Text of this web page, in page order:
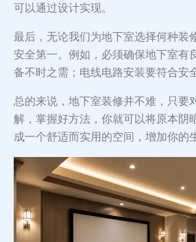
可以通过设计实现。
最后，无论我们为地下室选择何种装
安全第一。例如，必须确保地下室有
备不时之需；电线电路安装要符合安
总的来说，地下室装修并不难，只要
解，掌握好方法，你就可以将原本阴
成一个舒适而实用的空间，增加你的